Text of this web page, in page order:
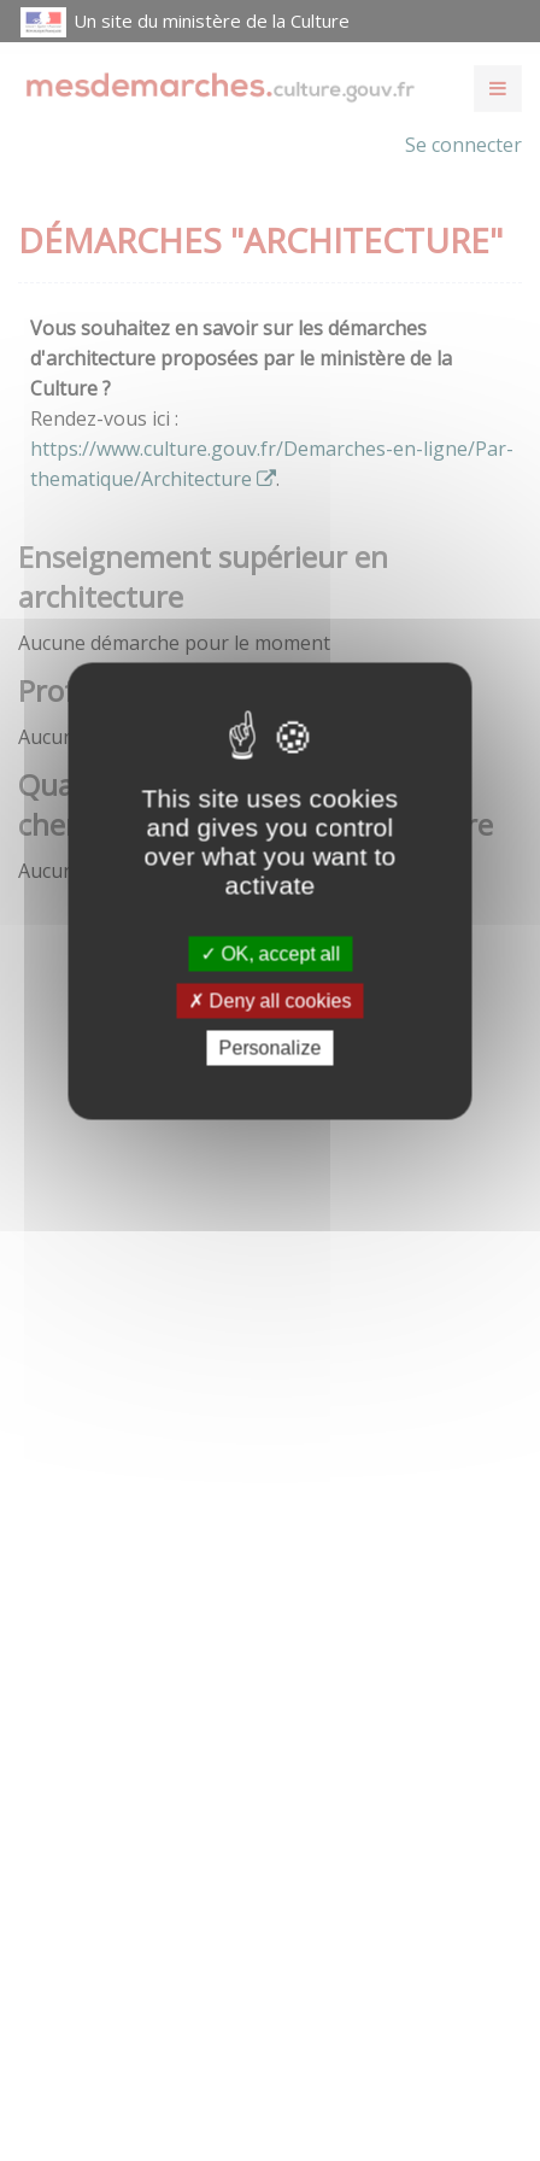
This site uses cookies
and gives you control
over what you want to
activate
OK, accept all
Deny all cookies
Personalize
Un site du ministère de la Culture
Se connecter
DÉMARCHES "ARCHITECTURE"
Vous souhaitez en savoir sur les démarches
d'architecture proposées par le ministère de la
Culture ?
Rendez-vous ici :
https://www.culture.gouv.fr/Demarches-en-ligne/Par-
thematique/Architecture
.
Enseignement supérieur en
architecture
Aucune démarche pour le moment
Profession architecte
Aucune démarche pour le moment
Qualification des enseignants-
chercheurs en écoles d'architecture
Aucune démarche pour le moment